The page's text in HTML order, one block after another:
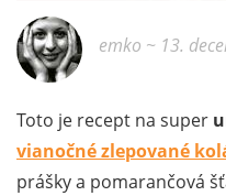
emko ~ 13.
Toto je recept na super
vianočné zlepované
prášky a pomarančová